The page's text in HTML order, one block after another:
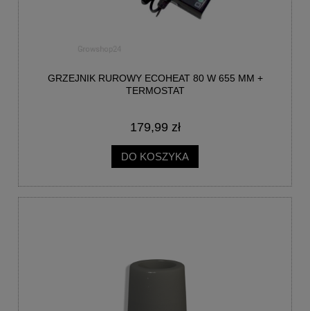
GRZEJNIK RUROWY ECOHEAT 80 W 655 MM +
TERMOSTAT
179,99 zł
DO KOSZYKA